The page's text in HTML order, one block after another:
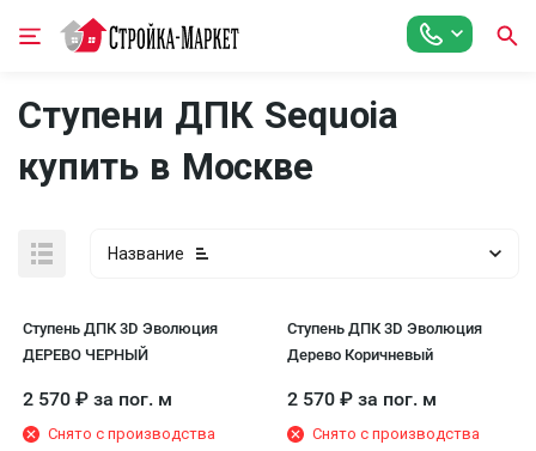
Ступени ДПК Sequoia
купить в Москве
Название
Ступень ДПК 3D Эволюция
ДЕРЕВО ЧЕРНЫЙ
2 570 ₽ за пог. м
Снято с производства
Ступень ДПК 3D Эволюция
Дерево Коричневый
2 570 ₽ за пог. м
Снято с производства